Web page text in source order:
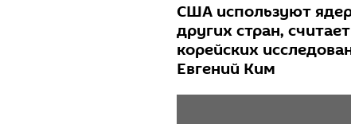
США используют
других стран,
корейских
Евгений Ким